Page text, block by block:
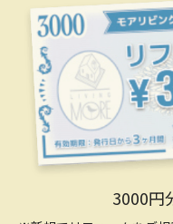
3000円